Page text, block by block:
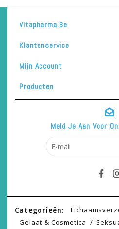
Vitapharma.be
Klantenservice
Mijn Account
Producten
Meld Je Aan Voor
Categorieën:
Gelaat & Cosmetica